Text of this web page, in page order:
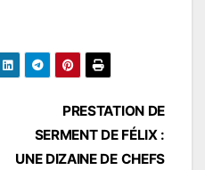
PRESTATION DE
SERMENT DE FÉLIX :
UNE DIZAINE DE CHEFS